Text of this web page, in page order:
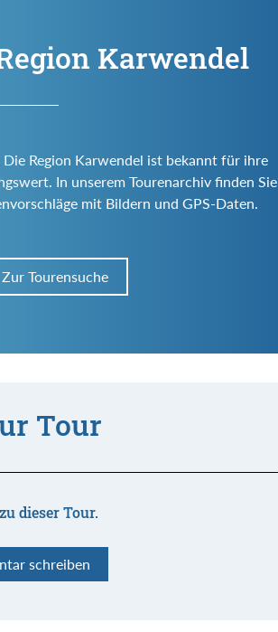
Karwendel
Region Karwendel ist bekannt für ihre
In unserem Tourenarchiv finden Sie
mit Bildern und GPS-Daten.
Zur Tourensuche
Tour
dieser Tour.
schreiben